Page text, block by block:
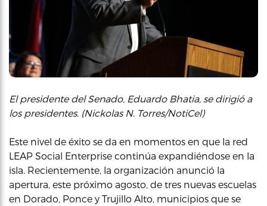
El presidente del Senado, Eduardo Bhatia, se dirigió a
los presidentes. (Nickolas N. Torres/NotiCel)
Este nivel de éxito se da en momentos en que la red
LEAP Social Enterprise continúa expandiéndose en la
isla. Recientemente, la organización anunció la
apertura, este próximo agosto, de tres nuevas escuelas
en Dorado, Ponce y Trujillo Alto, municipios que se